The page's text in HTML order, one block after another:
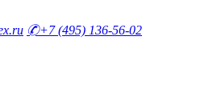
✆+7 (495) 136-56-02